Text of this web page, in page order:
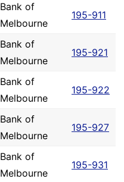
Bank of
Melbourne
195-911
Bank of
Melbourne
195-921
Bank of
Melbourne
195-922
Bank of
Melbourne
195-927
Bank of
Melbourne
195-931